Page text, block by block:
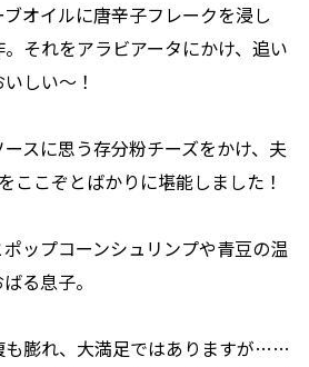
オイルに唐辛子フレークを浸し
それをアラビアータにかけ、追い
しい～！
スに思う存分粉チーズをかけ、夫
ここぞとばかりに堪能しました！
ップコーンシュリンプや青豆の温
る息子。
も膨れ、大満足ではありますが……